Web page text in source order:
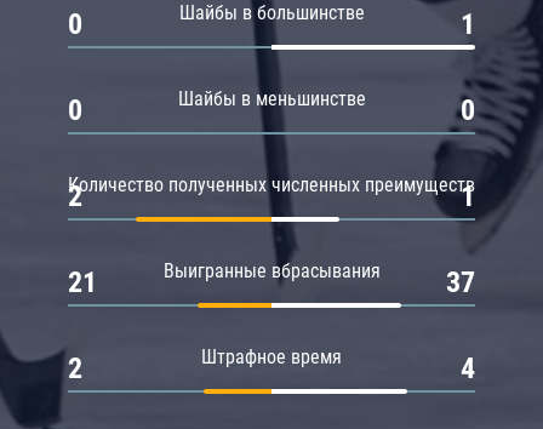
Шайбы в большинстве
0 1
Шайбы в меньшинстве
0 0
Количество полученных численных преимуществ
2 1
Выигранные вбрасывания
21 37
Штрафное время
2 4